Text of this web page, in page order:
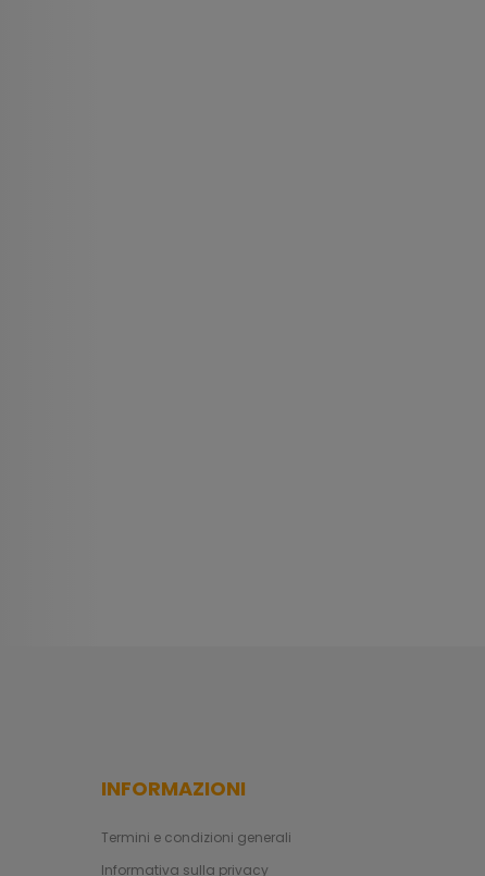
INFORMAZIONI
Termini e condizioni generali
Informativa sulla privacy